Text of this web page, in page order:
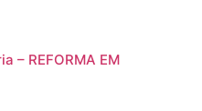
– REFORMA EM